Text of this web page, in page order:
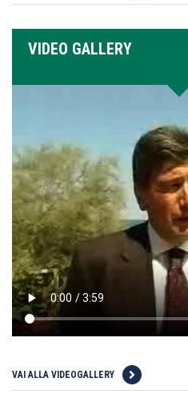
VIDEO GALLERY
VAI ALLA VIDEOGALLERY